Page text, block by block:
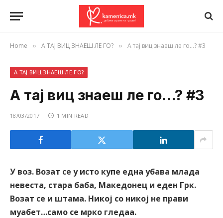
Home » А ТАЈ ВИЦ ЗНАЕШ ЛЕ ГО? » А тај виц знаеш ле го…? #3
А ТАЈ ВИЦ ЗНАЕШ ЛЕ ГО?
А тај виц знаеш ле го…? #3
18/03/2017 1 MIN READ
У воз. Возат се у исто купе една убава млада
невеста, стара баба, Македонец и еден Грк.
Возат се и штама. Никој со никој не прави
муабет…само се мрко гледаа.